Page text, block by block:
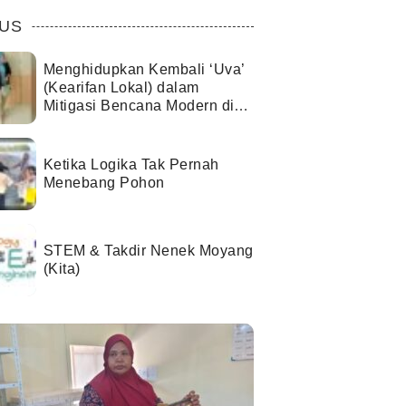
Menghidupkan Kembali ‘Uva’
(Kearifan Lokal) dalam
Mitigasi Bencana Modern di
Ketika Logika Tak Pernah
Menebang Pohon
STEM & Takdir Nenek Moyang
(Kita)